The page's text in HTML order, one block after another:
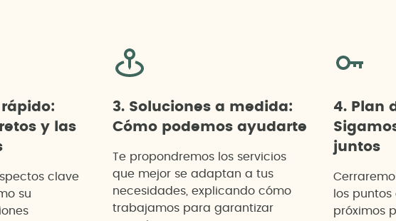
y las
clave
su
3. Soluciones a medida:
Cómo podemos ayudarte
Te propondremos los servicios
que mejor se adaptan a tus
necesidades, explicando cómo
trabajamos para garantizar
4. Plan
juntos
los
próximos